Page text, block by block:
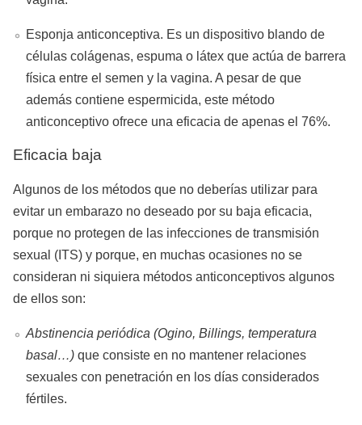
Esponja anticonceptiva. Es un dispositivo blando de
células colágenas, espuma o látex que actúa de barrera
física entre el semen y la vagina. A pesar de que
además contiene espermicida, este método
anticonceptivo ofrece una eficacia de apenas el 76%.
Eficacia baja
Algunos de los métodos que no deberías utilizar para
evitar un embarazo no deseado por su baja eficacia,
porque no protegen de las infecciones de transmisión
sexual (ITS) y porque, en muchas ocasiones no se
consideran ni siquiera métodos anticonceptivos algunos
de ellos son:
Abstinencia periódica (Ogino, Billings, temperatura
basal…) que consiste en no mantener relaciones
sexuales con penetración en los días considerados
fértiles.